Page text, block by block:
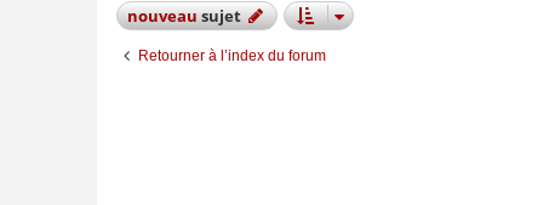
nouveausujet
Retourner à l’index du forum